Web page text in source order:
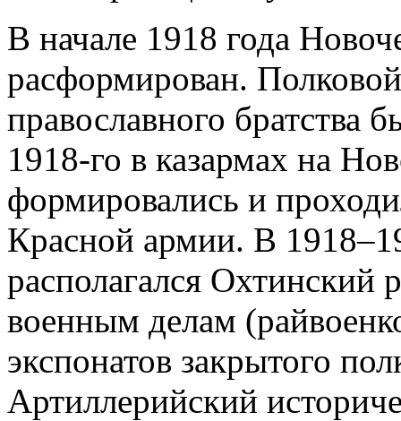
В начале 1918 года
расформирован.
православного братства
1918-го в казармах на
формировались и
Красной армии. В
располагался Охтинский
военным делам
экспонатов закрытого
Артиллерийский